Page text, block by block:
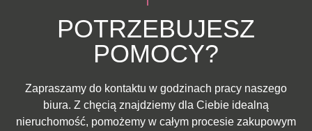
POTRZEBUJESZ
POMOCY?
Zapraszamy do kontaktu w godzinach pracy naszego
biura. Z chęcią znajdziemy dla Ciebie idealną
nieruchomość, pomożemy w całym procesie zakupowym